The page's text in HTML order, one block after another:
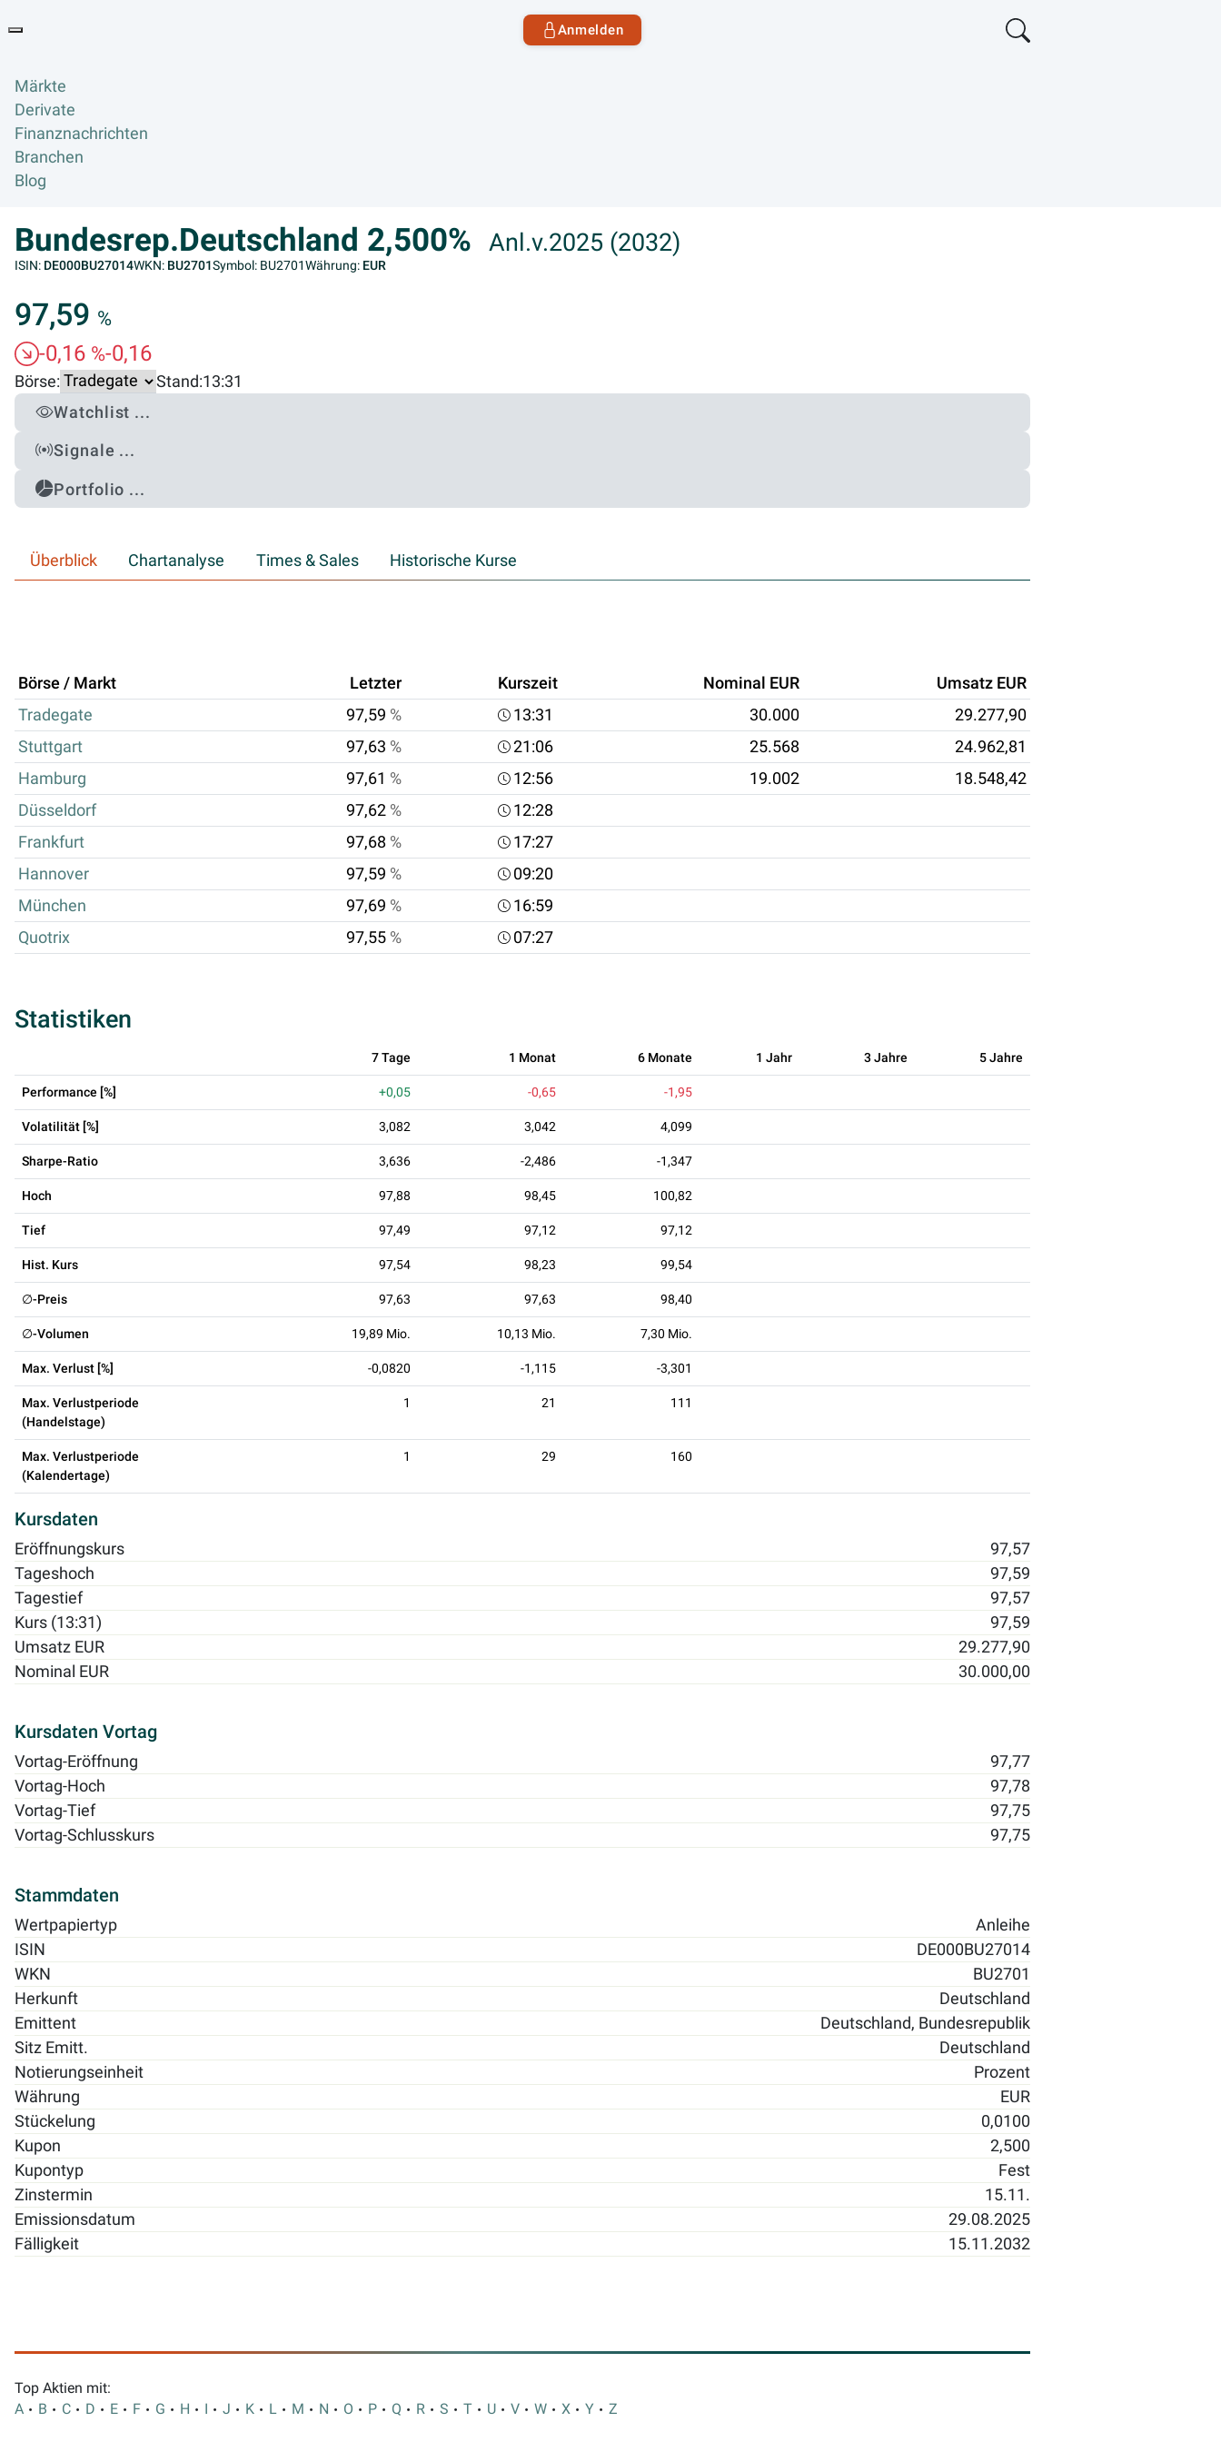
Anmelden
Märkte
Derivate
Finanznachrichten
Branchen
Blog
Bundesrep.Deutschland 2,500% Anl.v.2025 (2032)
ISIN: DE000BU27014WKN: BU2701Symbol: BU2701Währung: EUR
97,59 %
-0,16 %-0,16
Börse: Stand:13:31
Watchlist ...
Signale ...
Portfolio ...
Überblick Chartanalyse Times & Sales Historische Kurse
Börse / Markt Letzter Kurszeit Nominal EUR
Umsatz EUR
Tradegate
97,59 % 13:31 30.000
29.277,90
Stuttgart
97,63 % 21:06 25.568
24.962,81
Hamburg
97,61 % 12:56 19.002
18.548,42
Düsseldorf
97,62 %
12:28
Frankfurt
97,68 %
17:27
Hannover
97,59 %
09:20
München
97,69 %
16:59
Quotrix
97,55 % 07:27
Statistiken
7 Tage 1 Monat 6 Monate 1 Jahr 3 Jahre 5 Jahre
Performance [%] +0,05 -0,65 -1,95
Volatilität [%] 3,082 3,042 4,099
Sharpe-Ratio 3,636 -2,486 -1,347
Hoch 97,88 98,45 100,82
Tief 97,49 97,12 97,12
Hist. Kurs 97,54 98,23 99,54
∅-Preis 97,63 97,63 98,40
∅-Volumen 19,89 Mio. 10,13 Mio. 7,30 Mio.
Max. Verlust [%] -0,0820 -1,115 -3,301
Max. Verlustperiode
(Handelstage)
1 21 111
Max. Verlustperiode
(Kalendertage)
1 29 160
Kursdaten
Eröffnungskurs
97,57
Tageshoch
97,59
Tagestief
97,57
Kurs (13:31)
97,59
Umsatz EUR
29.277,90
Nominal EUR
30.000,00
Kursdaten Vortag
Vortag-Eröffnung
97,77
Vortag-Hoch
97,78
Vortag-Tief
97,75
Vortag-Schlusskurs
97,75
Stammdaten
Wertpapiertyp
Anleihe
ISIN
DE000BU27014
WKN
BU2701
Herkunft
Deutschland
Emittent
Deutschland, Bundesrepublik
Sitz Emitt.
Deutschland
Notierungseinheit
Prozent
Währung
EUR
Stückelung
0,0100
Kupon
2,500
Kupontyp
Fest
Zinstermin
15.11.
Emissionsdatum
29.08.2025
Fälligkeit
15.11.2032
Top Aktien mit:
A
B C D E F G H I J K L M N O P Q R S T U V W X Y Z